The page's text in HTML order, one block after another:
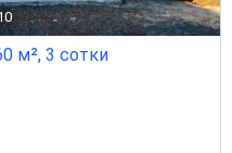
м², 3 сотки